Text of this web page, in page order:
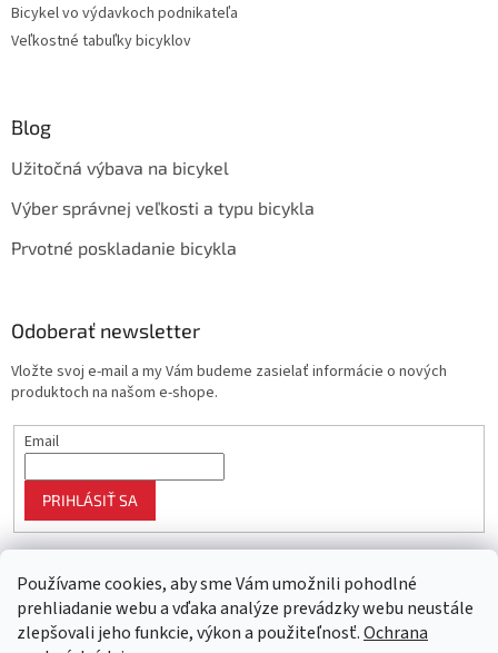
Používame cookies, aby sme Vám umožnili pohodlné
prehliadanie webu a vďaka analýze prevádzky webu neustále
zlepšovali jeho funkcie, výkon a použiteľnosť.Ochrana
Bicykel vo výdavkoch podnikateľa
Veľkostné tabuľky bicyklov
Blog
Užitočná výbava na bicykel
Výber správnej veľkosti a typu bicykla
Prvotné poskladanie bicykla
Odoberať newsletter
Vložte svoj e-mail a my Vám budeme zasielať informácie o nových
produktoch na našom e-shope.
Email
PRIHLÁSIŤ SA